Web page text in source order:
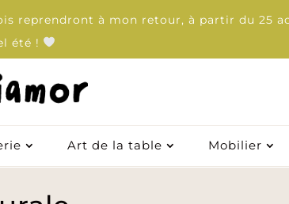
reprendront à mon retour, à partir du 25
été !
Art de la table Mobilier
Art de la table Mobilier